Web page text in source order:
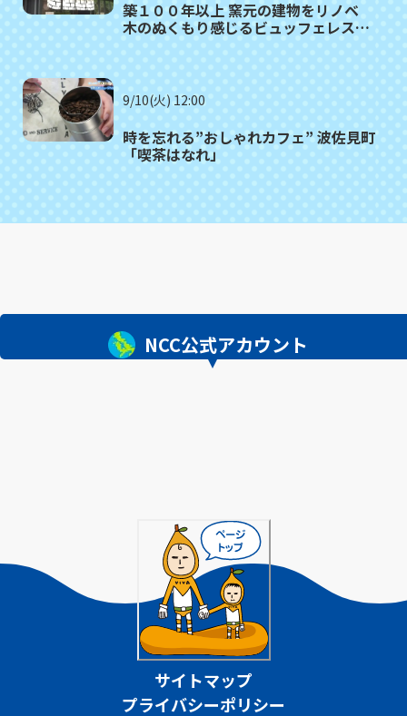
築１００年以上 窯元の建物をリノベ
木のぬくもり感じるビュッフェレスト
9/10(火) 12:00
時を忘れる”おしゃれカフェ” 波佐見町
「喫茶はなれ」
NCC公式アカウント
サイトマップ
プライバシーポリシー